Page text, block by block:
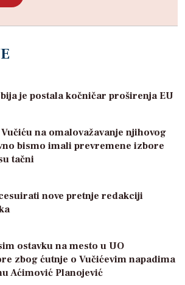
je postala kočničar proširenja EU
na omalovažavanje njihovog
bismo imali prevremene izbore
tačni
nove pretnje redakciji
ostavku na mesto u UO
zbog ćutnje o Vučićevim napadima
Aćimović Planojević